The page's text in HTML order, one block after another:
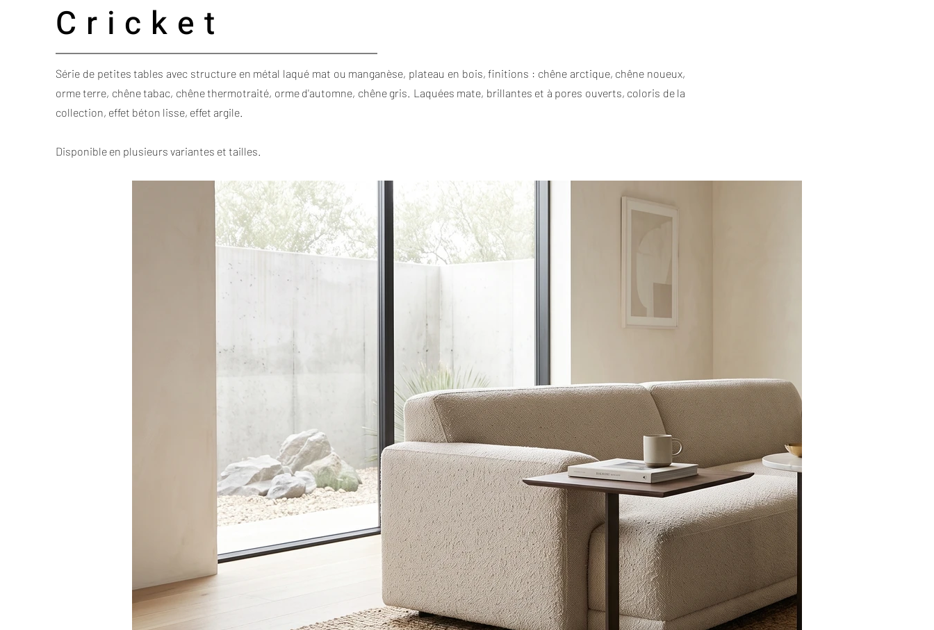
Cricket
Série de petites tables avec structure en métal laqué mat ou manganèse, plateau en bois, finitions : chêne arctique, chêne noueux,
orme terre, chêne tabac, chêne thermotraité, orme d'automne, chêne gris. Laquées mate, brillantes et à pores ouverts, coloris de la
collection, effet béton lisse, effet argile.
Disponible en plusieurs variantes et tailles.